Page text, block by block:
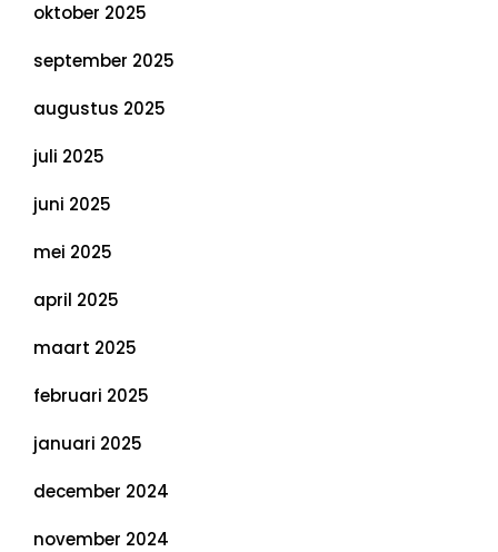
oktober 2025
september 2025
augustus 2025
juli 2025
juni 2025
mei 2025
april 2025
maart 2025
februari 2025
januari 2025
december 2024
november 2024